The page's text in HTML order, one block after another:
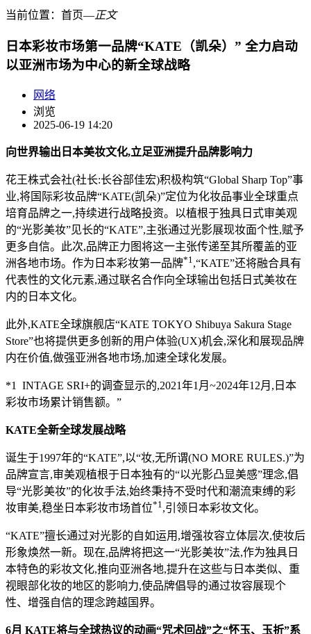
当前位置： 首页―正文
日本彩妆市场第一品牌“KATE（凯朵）” 全力启动
以亚洲市场为中心的新全球战略
网络
浏览
2025-06-19 14:20
向世界输出日本美妆文化,立足亚洲提升品牌影响力
花王株式会社(社长:长谷部佳宏)积极构筑“Global Sharp Top”事
业,将国际彩妆品牌“KATE(凯朵)”定位为化妆品事业全球重点
培育品牌之一,持续进行战略投资。以植根于独具日式审美观
的“光影美妆”见长的“KATE”,主张通过光影展现妆面个性,赋予
更多自信。此次,品牌正力图将这一主张传递至其所覆盖的亚
洲各地市场。作为日本彩妆第一品牌*1,“KATE”还将融合具有
代表性的文化元素,通过联名合作向全球输出包括日式美妆在
内的日本文化。
此外,KATE全球旗舰店“KATE TOKYO Shibuya Sakura Stage
Store”也将提供更多创新的用户体验(UX)机会,深化和展现品牌
内在价值,做强亚洲各地市场,加速全球化发展。
*1 INTAGE SRI+的调查显示的,2021年1月~2024年12月,日本
彩妆市场累计销售额。”
KATE全新全球发展战略
诞生于1997年的“KATE”,以“妆,无所谓(NO MORE RULES.)”为
品牌宣言,审美观植根于日本独有的“以光影凸显美感”理念,倡
导“光影美妆”的化妆手法,始终秉持不受时代和潮流束缚的彩
妆审美,稳坐日本彩妆市场首位*1,引领日本彩妆文化。
“KATE”擅长通过对光影的自如运用,增强妆容立体层次,使妆后
形象焕然一新。现在,品牌将把这一“光影美妆”法,作为独具日
本特色的彩妆文化,推向亚洲各地,提升在这些与日本类似、重
视眼部化妆的地区的影响力,使品牌倡导的通过妆容展现个
性、增强自信的理念跨越国界。
6月 KATE将与全球热议的动画“咒术回战”之“怀玉、玉折”系